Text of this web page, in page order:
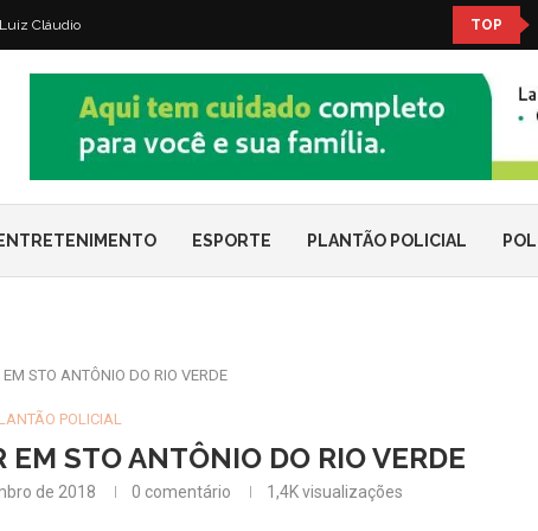
Cláudio TOP
ENTRETENIMENTO ESPORTE PLANTÃO POLICIAL
EM STO ANTÔNIO DO RIO VERDE
POLICIAL
EM STO ANTÔNIO DO RIO VERDE
de 2018 0 comentário 1,4Kvisualizações